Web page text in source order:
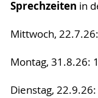
Sprechzeiten in
Mittwoch,
Montag, 31.8.26:
Dienstag,